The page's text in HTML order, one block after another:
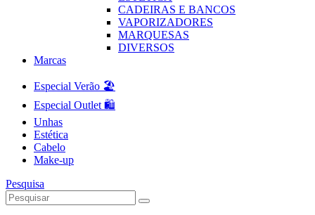
CADEIRAS E BANCOS
VAPORIZADORES
MARQUESAS
DIVERSOS
Marcas
Especial Verão 🏖️
Especial Outlet 🛍️
Unhas
Estética
Cabelo
Make-up
Pesquisa